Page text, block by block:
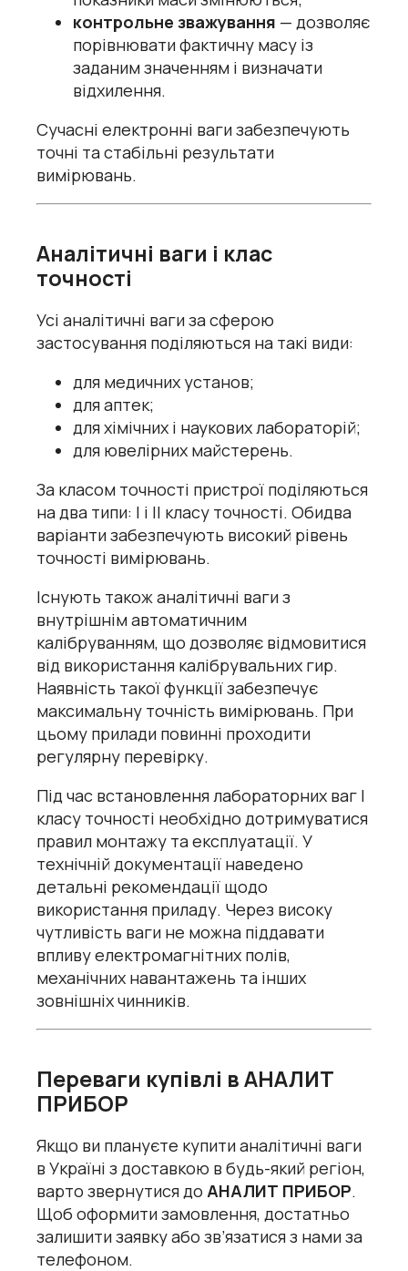
контрольне зважування — дозволяє
порівнювати фактичну масу із
заданим значенням і визначати
відхилення.
Сучасні електронні ваги забезпечують
точні та стабільні результати
вимірювань.
Аналітичні ваги і клас
точності
Усі аналітичні ваги за сферою
застосування поділяються на такі види:
для медичних установ;
для аптек;
для хімічних і наукових лабораторій;
для ювелірних майстерень.
За класом точності пристрої поділяються
на два типи: I і II класу точності. Обидва
варіанти забезпечують високий рівень
точності вимірювань.
Існують також аналітичні ваги з
внутрішнім автоматичним
калібруванням, що дозволяє відмовитися
від використання калібрувальних гир.
Наявність такої функції забезпечує
максимальну точність вимірювань. При
цьому прилади повинні проходити
регулярну перевірку.
Під час встановлення лабораторних ваг I
класу точності необхідно дотримуватися
правил монтажу та експлуатації. У
технічній документації наведено
детальні рекомендації щодо
використання приладу. Через високу
чутливість ваги не можна піддавати
впливу електромагнітних полів,
механічних навантажень та інших
зовнішніх чинників.
Переваги купівлі в АНАЛИТ
ПРИБОР
Якщо ви плануєте купити аналітичні ваги
в Україні з доставкою в будь-який регіон,
варто звернутися до АНАЛИТ ПРИБОР.
Щоб оформити замовлення, достатньо
залишити заявку або зв’язатися з нами за
телефоном.